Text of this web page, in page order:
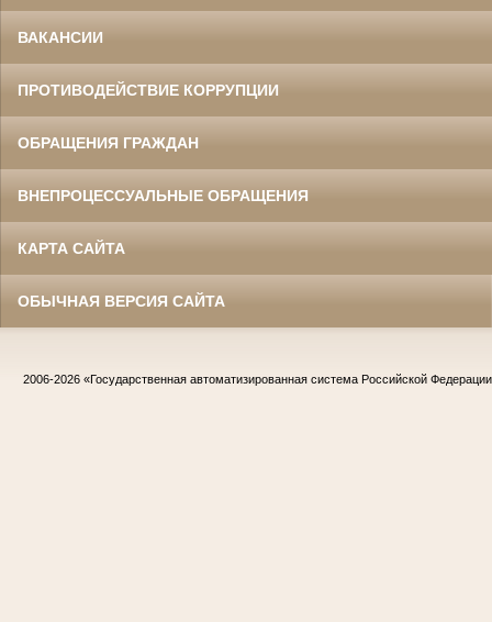
ВАКАНСИИ
ПРОТИВОДЕЙСТВИЕ КОРРУПЦИИ
ОБРАЩЕНИЯ ГРАЖДАН
ВНЕПРОЦЕССУАЛЬНЫЕ ОБРАЩЕНИЯ
КАРТА САЙТА
ОБЫЧНАЯ ВЕРСИЯ САЙТА
2006-2026 «Государственная автоматизированная система Российской